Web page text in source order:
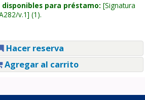
disponibles para préstamo: Signatura
v.1 (1).
Hacer reserva
Agregar al carrito